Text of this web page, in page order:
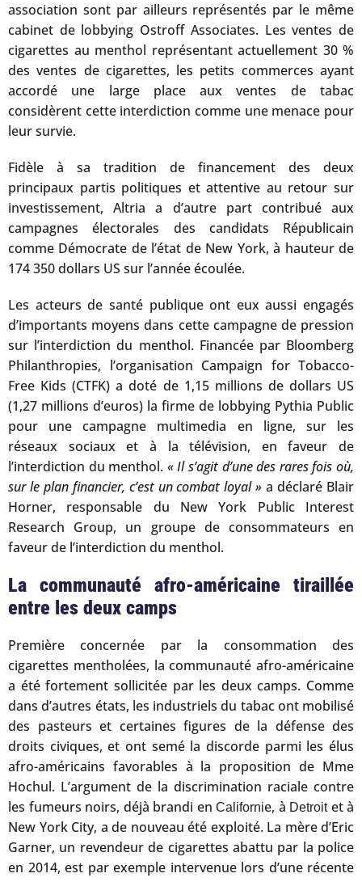
association sont par ailleurs représentés par le même
cabinet de lobbying Ostroff Associates. Les ventes de
cigarettes au menthol représentant actuellement 30 %
des ventes de cigarettes, les petits commerces ayant
accordé une large place aux ventes de tabac
considèrent cette interdiction comme une menace pour
leur survie.
Fidèle à sa tradition de financement des deux
principaux partis politiques et attentive au retour sur
investissement, Altria a d’autre part contribué aux
campagnes électorales des candidats Républicain
comme Démocrate de l’état de New York, à hauteur de
174 350 dollars US sur l’année écoulée.
Les acteurs de santé publique ont eux aussi engagés
d’importants moyens dans cette campagne de pression
sur l’interdiction du menthol. Financée par Bloomberg
Philanthropies, l’organisation Campaign for Tobacco-
Free Kids (CTFK) a doté de 1,15 millions de dollars US
(1,27 millions d’euros) la firme de lobbying Pythia Public
pour une campagne multimedia en ligne, sur les
réseaux sociaux et à la télévision, en faveur de
l’interdiction du menthol. « Il s’agit d’une des rares fois où,
sur le plan financier, c’est un combat loyal » a déclaré Blair
Horner, responsable du New York Public Interest
Research Group, un groupe de consommateurs en
faveur de l’interdiction du menthol.
La communauté afro-américaine tiraillée
entre les deux camps
Première concernée par la consommation des
cigarettes mentholées, la communauté afro-américaine
a été fortement sollicitée par les deux camps. Comme
dans d’autres états, les industriels du tabac ont mobilisé
des pasteurs et certaines figures de la défense des
droits civiques, et ont semé la discorde parmi les élus
afro-américains favorables à la proposition de Mme
Hochul. L’argument de la discrimination raciale contre
les fumeurs noirs, déjà brandi en Californie, à Detroitet à
New York City, a de nouveau été exploité. La mère d’Eric
Garner, un revendeur de cigarettes abattu par la police
en 2014, est par exemple intervenue lors d’une récente